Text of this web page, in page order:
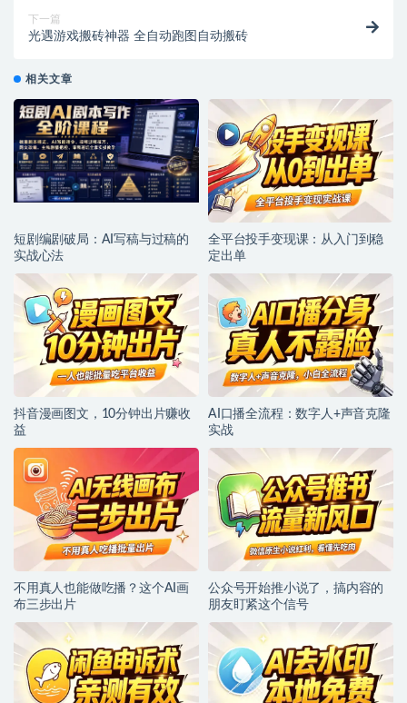
下一篇
光遇游戏搬砖神器 全自动跑图自动搬砖
相关文章
短剧编剧破局：AI写稿与过稿的
实战心法
全平台投手变现课：从入门到稳
定出单
抖音漫画图文，10分钟出片赚收
益
AI口播全流程：数字人+声音克隆
实战
不用真人也能做吃播？这个AI画
布三步出片
公众号开始推小说了，搞内容的
朋友盯紧这个信号